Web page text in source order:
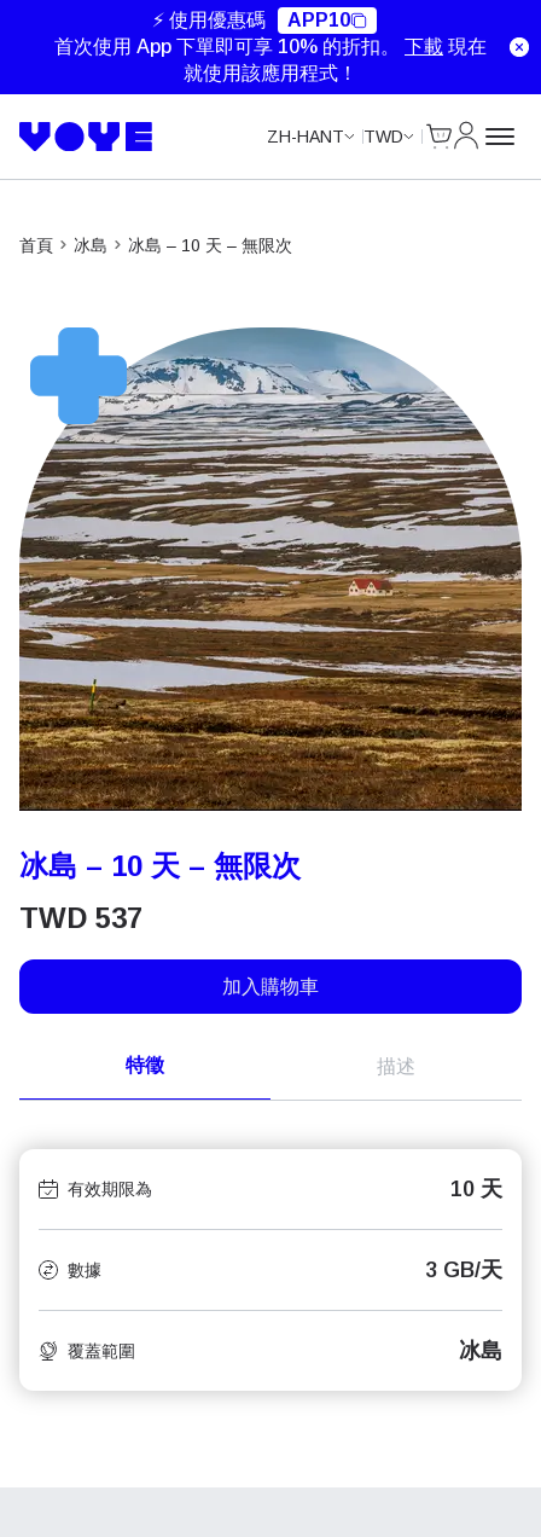
⚡ 使用優惠碼
APP10
首次使用 App 下單即可享 10% 的折扣。 下載 現在
就使用該應用程式！
ZH-HANT TWD
首頁 冰島 冰島 – 10 天 – 無限次
冰島 – 10 天 – 無限次
TWD 537
加入購物車
特徵 描述
有效期限為 10 天
數據 3 GB/天
覆蓋範圍 冰島